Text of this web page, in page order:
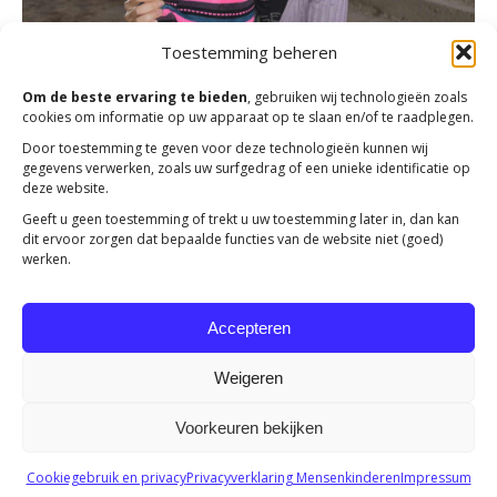
Toestemming beheren
Om de beste ervaring te bieden, gebruiken wij technologieën zoals
cookies om informatie op uw apparaat op te slaan en/of te raadplegen.
Door toestemming te geven voor deze technologieën kunnen wij
gegevens verwerken, zoals uw surfgedrag of een unieke identificatie op
deze website.
Geeft u geen toestemming of trekt u uw toestemming later in, dan kan
dit ervoor zorgen dat bepaalde functies van de website niet (goed)
werken.
Accepteren
Weigeren
Voorkeuren bekijken
Cookiegebruik en privacyPrivacyverklaring MensenkinderenImpressum
Huisnummer Toevoeging
Email
Postcode
Huisnummer
Postcode
Huisnummer Toevoeging
Straatnaam
Met uw donatie helpt u onze projecten te realiseren.
Onze vrienden in Oost-Europa zijn u dankbaar!